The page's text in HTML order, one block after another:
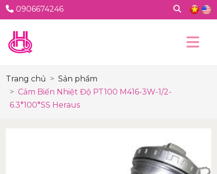
0906674246
Trang chủ
Sản phẩm
Cảm Biến Nhiệt Độ PT100 M416-3W-1/2-
6.3*100*SS Heraus